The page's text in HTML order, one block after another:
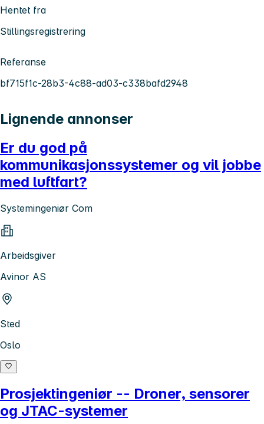
Hentet fra
Stillingsregistrering
Referanse
bf715f1c-28b3-4c88-ad03-c338bafd2948
Lignende annonser
Er du god på
kommunikasjonssystemer og vil jobbe
med luftfart?
Systemingeniør Com
Arbeidsgiver
Avinor AS
Sted
Oslo
Prosjektingeniør -- Droner, sensorer
og JTAC-systemer